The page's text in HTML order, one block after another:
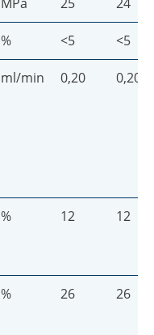
% <5 <5
ml/min 0,20 0,20
% 12 12
% 26 26